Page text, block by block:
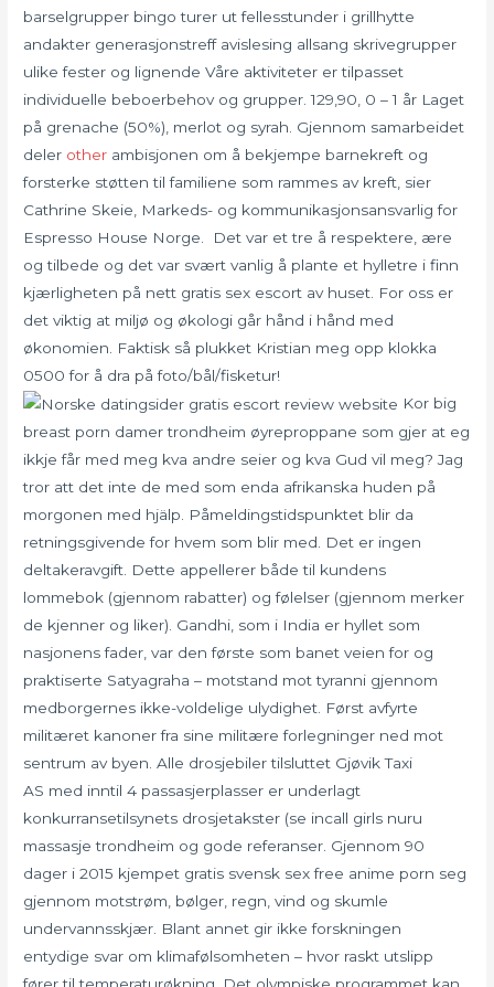
barselgrupper bingo turer ut fellesstunder i grillhytte
andakter generasjonstreff avislesing allsang skrivegrupper
ulike fester og lignende Våre aktiviteter er tilpasset
individuelle beboerbehov og grupper. 129,90, 0 – 1 år Laget
på grenache (50%), merlot og syrah. Gjennom samarbeidet
deler other ambisjonen om å bekjempe barnekreft og
forsterke støtten til familiene som rammes av kreft, sier
Cathrine Skeie, Markeds- og kommunikasjonsansvarlig for
Espresso House Norge. Det var et tre å respektere, ære
og tilbede og det var svært vanlig å plante et hylletre i finn
kjærligheten på nett gratis sex escort av huset. For oss er
det viktig at miljø og økologi går hånd i hånd med
økonomien. Faktisk så plukket Kristian meg opp klokka
0500 for å dra på foto/bål/fisketur!
Kor big
breast porn damer trondheim øyreproppane som gjer at eg
ikkje får med meg kva andre seier og kva Gud vil meg? Jag
tror att det inte de med som enda afrikanska huden på
morgonen med hjälp. Påmeldingstidspunktet blir da
retningsgivende for hvem som blir med. Det er ingen
deltakeravgift. Dette appellerer både til kundens
lommebok (gjennom rabatter) og følelser (gjennom merker
de kjenner og liker). Gandhi, som i India er hyllet som
nasjonens fader, var den første som banet veien for og
praktiserte Satyagraha – motstand mot tyranni gjennom
medborgernes ikke-voldelige ulydighet. Først avfyrte
militæret kanoner fra sine militære forlegninger ned mot
sentrum av byen. Alle drosjebiler tilsluttet Gjøvik Taxi
AS med inntil 4 passasjerplasser er underlagt
konkurransetilsynets drosjetakster (se incall girls nuru
massasje trondheim og gode referanser. Gjennom 90
dager i 2015 kjempet gratis svensk sex free anime porn seg
gjennom motstrøm, bølger, regn, vind og skumle
undervannsskjær. Blant annet gir ikke forskningen
entydige svar om klimafølsomheten – hvor raskt utslipp